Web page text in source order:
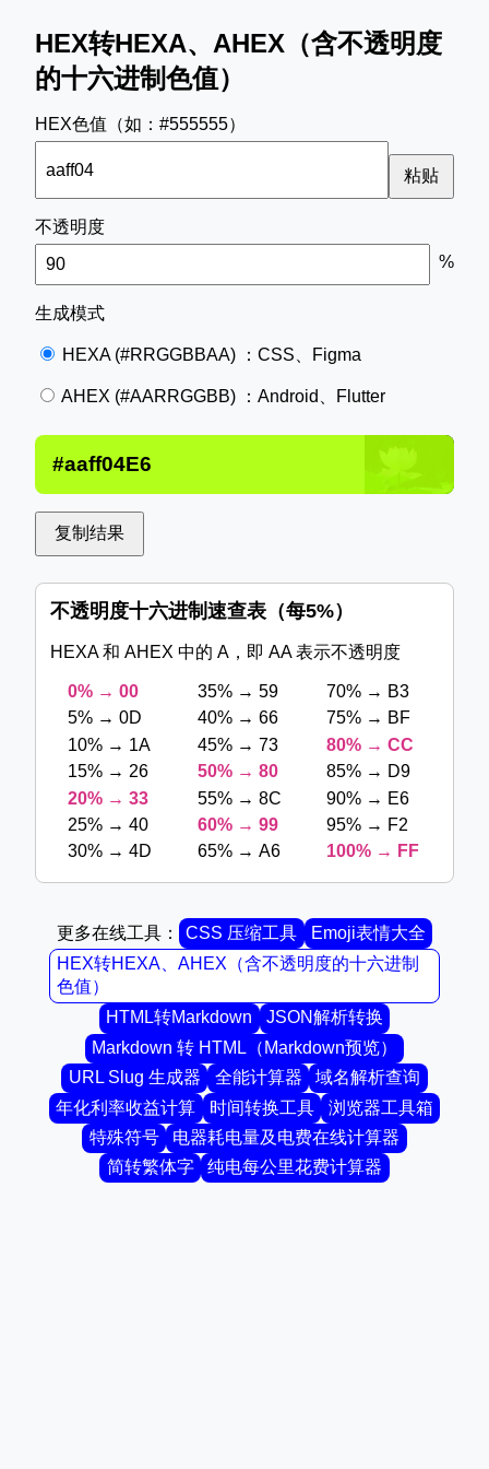
HEX转HEXA、AHEX（含不透明度
的十六进制色值）
HEX色值（如：#555555）
粘贴
不透明度
%
生成模式
HEXA (#RRGGBBAA) ：CSS、Figma
AHEX (#AARRGGBB) ：Android、Flutter
#aaff04E6
复制结果
不透明度十六进制速查表（每5%）
HEXA 和 AHEX 中的 A，即 AA 表示不透明度
0% → 00
5% → 0D
10% → 1A
15% → 26
20% → 33
25% → 40
30% → 4D
35% → 59
40% → 66
45% → 73
50% → 80
55% → 8C
60% → 99
65% → A6
70% → B3
75% → BF
80% → CC
85% → D9
90% → E6
95% → F2
100% → FF
更多在线工具： CSS 压缩工具
Emoji表情大全
HEX转HEXA、AHEX（含不透明度的十六进制
色值）
HTML转Markdown
JSON解析转换
Markdown 转 HTML（Markdown预览）
URL Slug 生成器
全能计算器
域名解析查询
年化利率收益计算
时间转换工具
浏览器工具箱
特殊符号
电器耗电量及电费在线计算器
简转繁体字
纯电每公里花费计算器